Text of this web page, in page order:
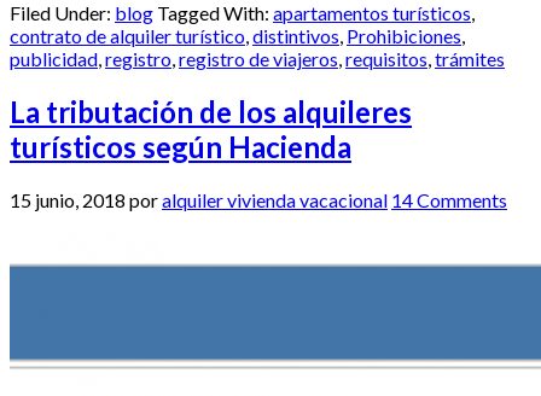
Filed Under: blog Tagged With: apartamentos turísticos,
contrato de alquiler turístico,distintivos, Prohibiciones,
publicidad,registro,registro de viajeros,requisitos,trámites
La tributación de los alquileres
turísticos según Hacienda
15 junio, 2018 poralquiler vivienda vacacional 14 Comments